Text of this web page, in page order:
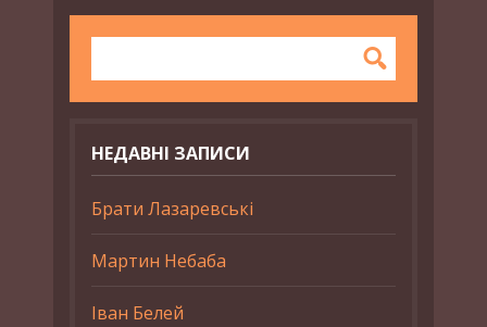
НЕДАВНІ ЗАПИСИ
Брати Лазаревські
Мартин Небаба
Іван Белей